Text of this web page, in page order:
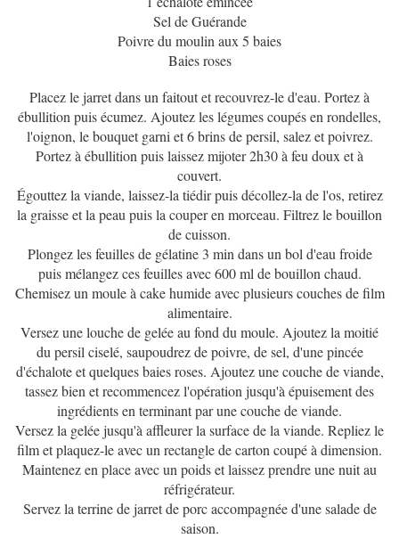
Sel de Guérande
Poivre du moulin aux 5 baies
Baies roses
Placez le jarret dans un faitout et recouvrez-le d'eau. Portez à
ébullition puis écumez. Ajoutez les légumes coupés en rondelles,
l'oignon, le bouquet garni et 6 brins de persil, salez et poivrez.
Portez à ébullition puis laissez mijoter 2h30 à feu doux et à
couvert.
Égouttez la viande, laissez-la tiédir puis décollez-la de l'os, retirez
la graisse et la peau puis la couper en morceau. Filtrez le bouillon
de cuisson.
Plongez les feuilles de gélatine 3 min dans un bol d'eau froide
puis mélangez ces feuilles avec 600 ml de bouillon chaud.
Chemisez un moule à cake humide avec plusieurs couches de film
alimentaire.
Versez une louche de gelée au fond du moule. Ajoutez la moitié
du persil ciselé, saupoudrez de poivre, de sel, d'une pincée
d'échalote et quelques baies roses. Ajoutez une couche de viande,
tassez bien et recommencez l'opération jusqu'à épuisement des
ingrédients en terminant par une couche de viande.
Versez la gelée jusqu'à affleurer la surface de la viande. Repliez le
film et plaquez-le avec un rectangle de carton coupé à dimension.
Maintenez en place avec un poids et laissez prendre une nuit au
réfrigérateur.
Servez la terrine de jarret de porc accompagnée d'une salade de
saison.